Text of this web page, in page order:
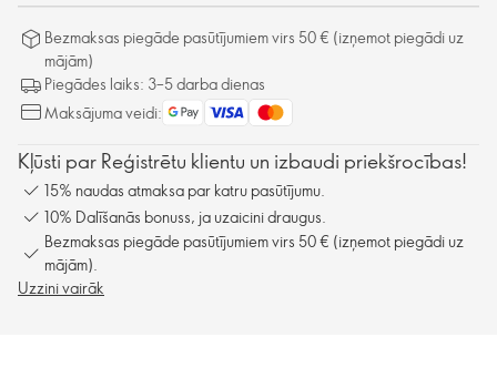
Bezmaksas piegāde pasūtījumiem virs 50 € (izņemot piegādi uz
mājām)
Piegādes laiks: 3–5 darba dienas
Maksājuma veidi:
Kļūsti par Reģistrētu klientu un izbaudi priekšrocības!
15% naudas atmaksa par katru pasūtījumu.
10% Dalīšanās bonuss, ja uzaicini draugus.
Bezmaksas piegāde pasūtījumiem virs 50 € (izņemot piegādi uz
mājām).
Uzzini vairāk